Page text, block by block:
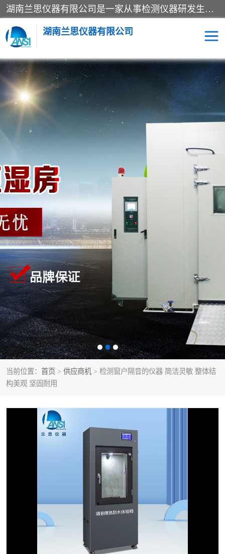
湖南兰思仪器有限公司是一家从事检测仪器研发生产销售和维修保养服务的综合型企业，产品符合国际标准可按需定制专业售前售后工程师，主要有门窗性能体验箱、门窗隔音展示箱、恒温恒湿试验箱、步入式恒温恒湿房、高低温试验箱、老化试验箱、老化试验房、恒温恒湿培养箱、水泥标准养护试验箱、电热鼓风干燥试验箱、真空干燥箱、工业烤箱、盐雾腐蚀试验箱等。
湖南兰思仪器有限公司
当前位置： 首页 > 供应商机 > 检测窗户隔音的仪器 简洁灵敏 整体结
构美观 坚固耐用
老化房 恒温恒湿试验箱
工业烘箱 门窗体验箱